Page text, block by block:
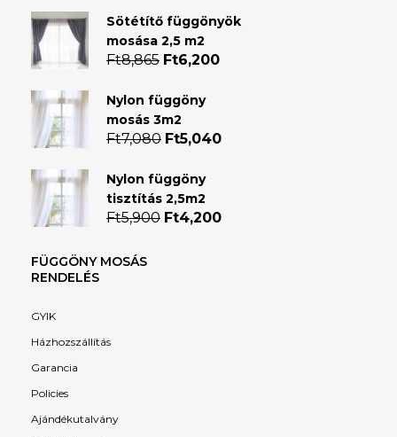
Sötétítő függönyök
mosása 2,5 m2
Ft8,865 Original
was:
Ft8,865.
Ft6,200Current
Nylon függöny
mosás 3m2
Ft7,080 Original
was:
Ft7,080.
Ft5,040Current
Nylon függöny
tisztítás 2,5m2
Ft5,900 Original
Ft4,200Current
FÜGGÖNY MOSÁS
RENDELÉS
GYIK
Házhozszállítás
Garancia
Policies
Ajándékutalvány